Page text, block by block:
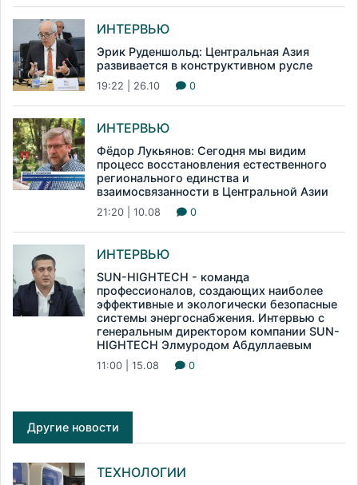
ИНТЕРВЬЮ
Эрик Руденшольд: Центральная Азия
развивается в конструктивном русле
19:22 | 26.10 0
ИНТЕРВЬЮ
Фёдор Лукьянов: Сегодня мы видим
процесс восстановления естественного
регионального единства и
взаимосвязанности в Центральной Азии
21:20 | 10.08 0
ИНТЕРВЬЮ
SUN-HIGHTECH - команда
профессионалов, создающих наиболее
эффективные и экологически безопасные
системы энергоснабжения. Интервью с
генеральным директором компании SUN-
HIGHTECH Элмуродом Абдуллаевым
11:00 | 15.08 0
Другие новости
ТЕХНОЛОГИИ